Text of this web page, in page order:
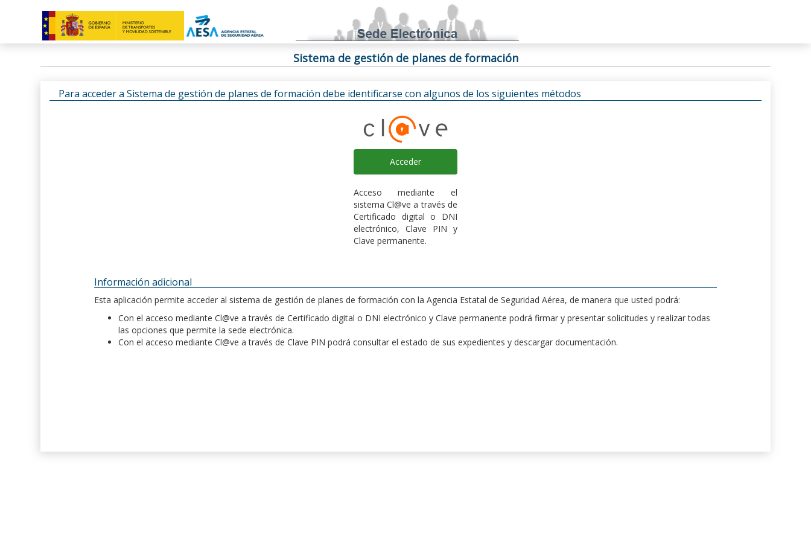
Sistema de gestión de planes de formación
Para acceder a Sistema de gestión de planes de formación debe identificarse con algunos de los siguientes métodos
Acceder
Acceso mediante el
sistema Cl@ve a través de
Certificado digital o DNI
electrónico, Clave PIN y
Clave permanente.
Información adicional
Esta aplicación permite acceder al sistema de gestión de planes de formación con la Agencia Estatal de Seguridad Aérea, de manera que usted podrá:
Con el acceso mediante Cl@ve a través de Certificado digital o DNI electrónico y Clave permanente podrá firmar y presentar solicitudes y realizar todas
las opciones que permite la sede electrónica.
Con el acceso mediante Cl@ve a través de Clave PIN podrá consultar el estado de sus expedientes y descargar documentación.